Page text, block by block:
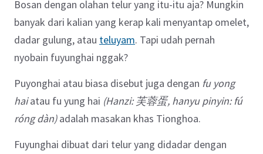
Bosan dengan olahan telur yang itu-itu aja? Mungkin
banyak dari kalian yang kerap kali menyantap omelet,
dadar gulung, atau teluyam. Tapi udah pernah
nyobain fuyunghai nggak?
Puyonghai atau biasa disebut juga dengan fu yong
haiatau fu yung hai (Hanzi: 芙蓉蛋, hanyu pinyin: fú
róng dàn)adalah masakan khas Tionghoa.
Fuyunghai dibuat dari telur yang didadar dengan